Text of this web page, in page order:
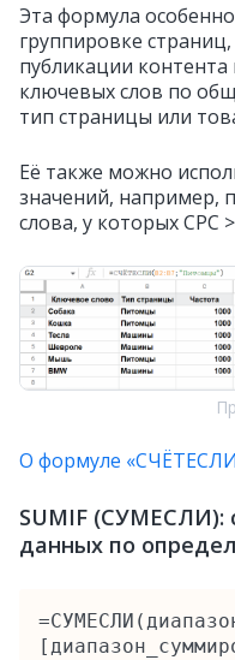
Эта формула
группировке
публикации
ключевых слов по
тип страницы или
Её также можно
значений, например,
слова, у которых CPC
О формуле
SUMIF (СУМЕСЛИ):
данных по